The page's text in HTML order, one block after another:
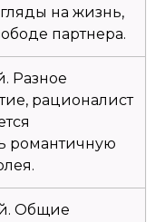
на жизнь,
партнера.
Разное
рационалист
романтичную
Общие